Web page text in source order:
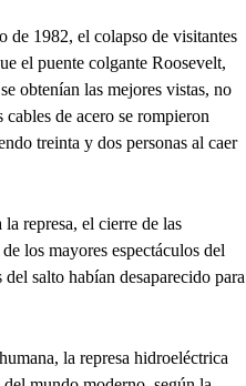
de 1982, el colapso de visitantes
el puente colgante Roosevelt,
obtenían las mejores vistas, no
de acero se rompieron
treinta y dos personas al caer
represa, el cierre de las
los mayores espectáculos del
salto habían desaparecido para
la represa hidroeléctrica